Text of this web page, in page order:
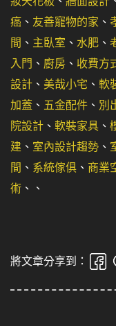
癌 、 友善寵物的家 、
間 、 主臥室 、 水肥 、
入門 、 廚房 、 收費方
設計 、 美哉小宅 、 軟
加蓋 、 五金配件 、 別
院設計 、 軟裝家具 、
建 、 室內設計趨勢 、
間 、 系統傢俱 、 商業
術 、 、
將文章分享到：